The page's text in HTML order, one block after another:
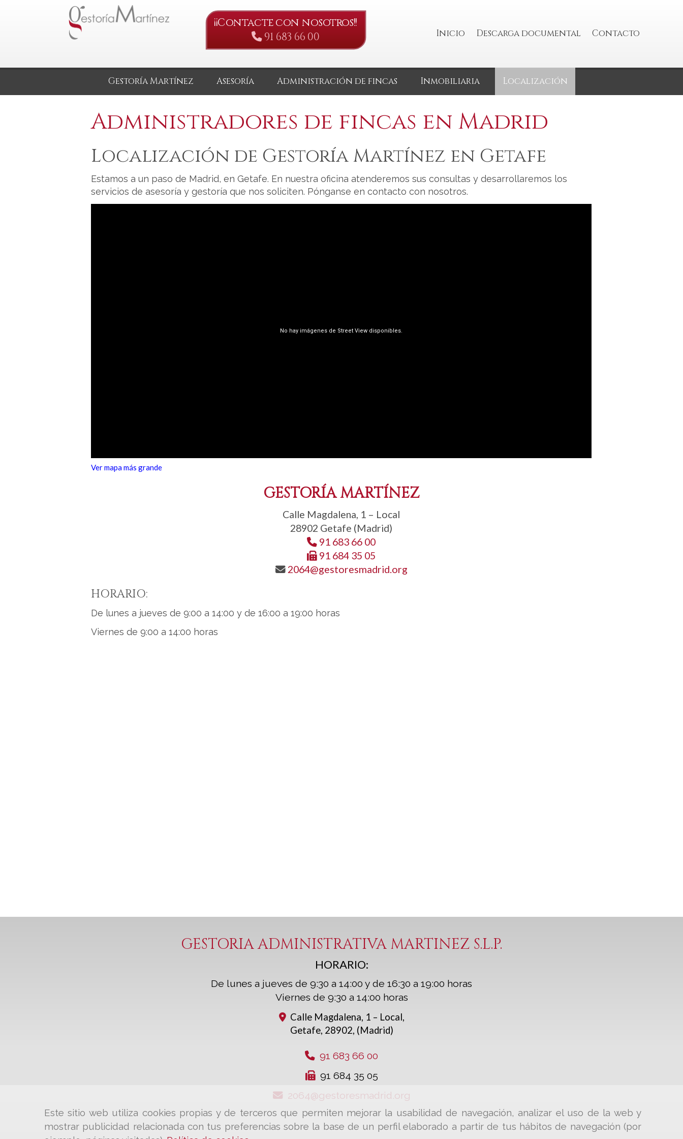
Este sitio web utiliza cookies propias y de terceros que permiten mejorar la usabilidad de navegación, analizar el uso de la web y
mostrar publicidad relacionada con tus preferencias sobre la base de un perfil elaborado a partir de tus hábitos de navegación (por
¡¡Contacte con nosotros!!
91 683 66 00
Inicio Descarga documental Contacto
Gestoría Martínez Asesoría Administración de fincas Inmobiliaria Localización
Administradores de fincas en Madrid
Localización de Gestoría Martínez en Getafe
Estamos a un paso de Madrid, en Getafe. En nuestra oficina atenderemos sus consultas y desarrollaremos los
servicios de asesoría y gestoría que nos soliciten. Pónganse en contacto con nosotros.
Ver mapa más grande
GESTORÍA MARTÍNEZ
Calle Magdalena, 1 – Local
28902 Getafe (Madrid)
91 683 66 00
91 684 35 05
2064
gestoresmadrid.org
HORARIO:
De lunes a jueves de 9:00 a 14:00 y de 16:00 a 19:00 horas
Viernes de 9:00 a 14:00 horas
GESTORIA ADMINISTRATIVA MARTINEZ S.L.P.
HORARIO:
De lunes a jueves de 9:30 a 14:00 y de 16:30 a 19:00 horas
Viernes de 9:30 a 14:00 horas
Calle Magdalena, 1 – Local,
Getafe, 28902, (Madrid)
91 683 66 00
91 684 35 05
2064
gestoresmadrid.org